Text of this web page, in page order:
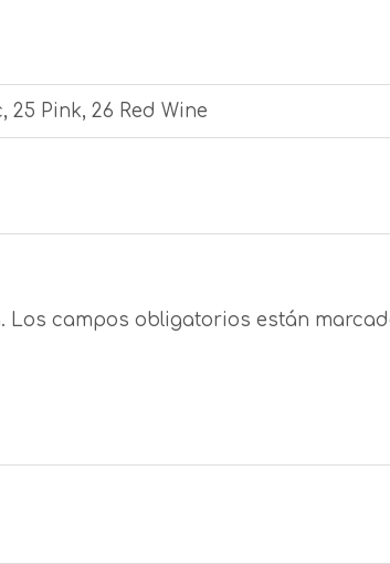
25 Pink, 26 Red Wine
Los campos obligatorios están